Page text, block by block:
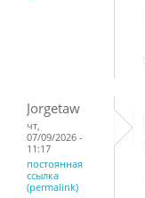
Jorgetaw
чт,
07/09/2026 -
11:17
постоянная
ссылка
(permalink)